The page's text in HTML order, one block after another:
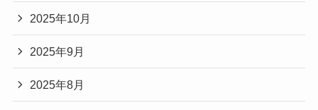
2025年10月
2025年9月
2025年8月